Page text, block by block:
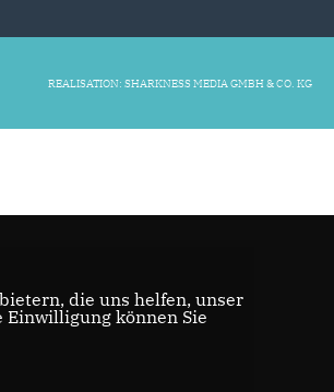
REALISATION: SHARKNESS MEDIA GMBH & CO. KG
die uns helfen, unser
können Sie